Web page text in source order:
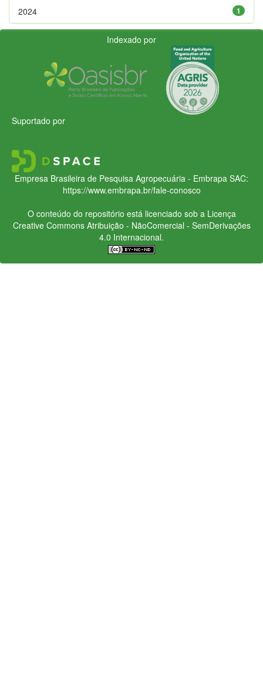
1
2024
Indexado por
Suportado por
Empresa Brasileira de Pesquisa Agropecuária - Embrapa SAC:
https://www.embrapa.br/fale-conosco
O conteúdo do repositório está licenciado sob a Licença
Creative CommonsAtribuição - NãoComercial - SemDerivações
4.0 Internacional.